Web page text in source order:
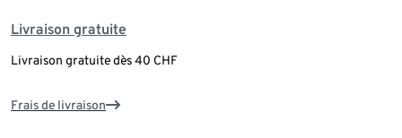
Livraison gratuite
Livraison gratuite dès 40 CHF
Frais de livraison